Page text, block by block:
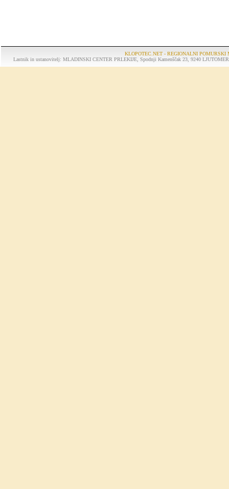
KLOPOTEC.NET - REGIONALNI POMURSKI
Lastnik in ustanovitelj: MLADINSKI CENTER PRLEKIJE, Spodnji Kamenščak 23, 9240